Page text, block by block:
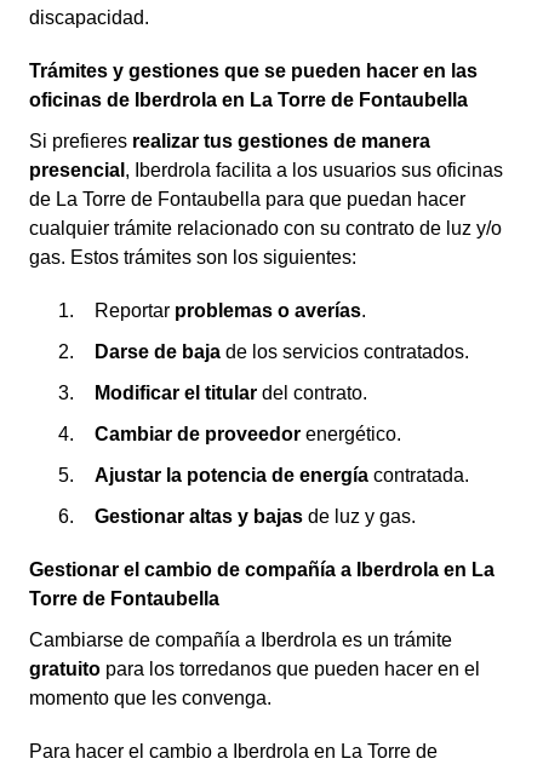
discapacidad.
Trámites y gestiones que se pueden hacer en las
oficinas de Iberdrola en La Torre de Fontaubella
Si prefieres realizar tus gestiones de manera
presencial , Iberdrola facilita a los usuarios sus oficinas
de La Torre de Fontaubella para que puedan hacer
cualquier trámite relacionado con su contrato de luz y/o
gas. Estos trámites son los siguientes:
Reportar problemas o averías.
Darse de baja de los servicios contratados.
Modificar el titular del contrato.
Cambiar de proveedor energético.
Ajustar la potencia de energía contratada.
Gestionar altas y bajas de luz y gas.
Gestionar el cambio de compañía a Iberdrola en La
Torre de Fontaubella
Cambiarse de compañía a Iberdrola es un trámite
gratuito para los torredanos que pueden hacer en el
momento que les convenga.
Para hacer el cambio a Iberdrola en La Torre de